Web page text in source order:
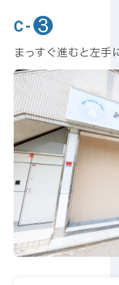
C-❸
まっすぐ進むと左手